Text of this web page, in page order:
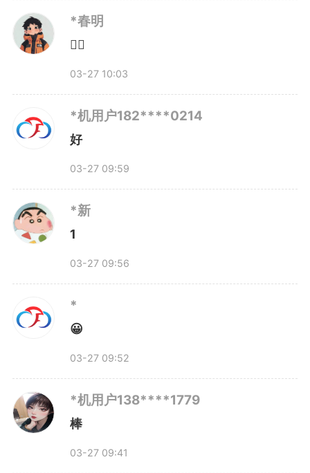
社会共同参与的系统工程。
全国人大代表、安徽省农业科
学院副院长赵皖平的建议切中要
害：把带薪休假制度的落实和中小
学春秋假制度结合起来统筹考虑，
真正让家长能带着孩子走出去。
朝晖也建议，增加春秋假能让孩子
有更多户外活动时间，校外直接体
验及社会参与，更利于成长发
展。“春秋假是对过往放假方式的
新调整，同时家长日程安排、学生
假期去向问题，都需完善相关配套
*春明
👍🏻
03-27 10:03
*机用户182****0214
好
03-27 09:59
*新
1
03-27 09:56
*
😀
03-27 09:52
*机用户138****1779
棒
03-27 09:41